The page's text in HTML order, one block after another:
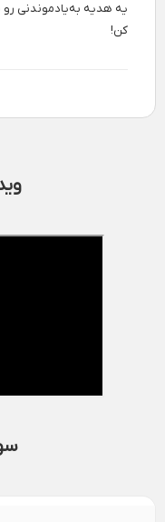
یه هدیه به‌یادموندنی
کن!